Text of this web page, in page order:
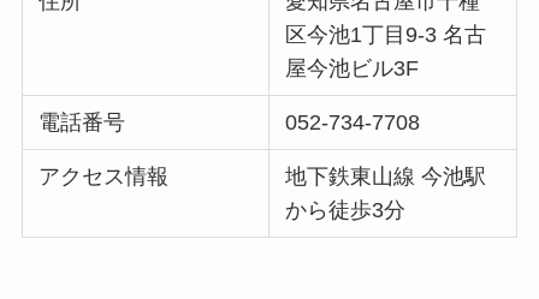
区今池1丁目9-3 名古
屋今池ビル3F
電話番号 052-734-7708
アクセス情報
地下鉄東山線 今池駅
から徒歩3分